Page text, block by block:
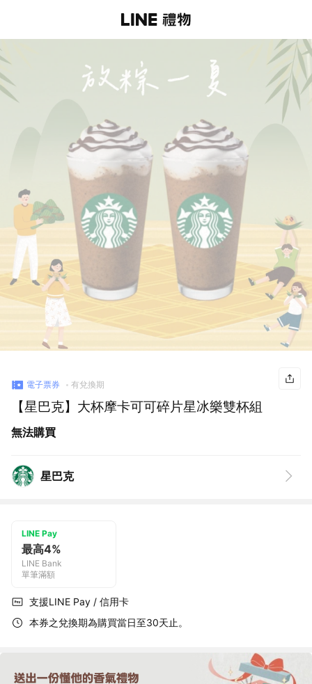
電子票券 有兌換期
【星巴克】大杯摩卡可可碎片星冰樂雙杯組
無法購買
星巴克
LINE Pay
最高4%
LINE Bank
單筆滿額
支援LINE Pay / 信用卡
本券之兌換期為購買當日至30天止。